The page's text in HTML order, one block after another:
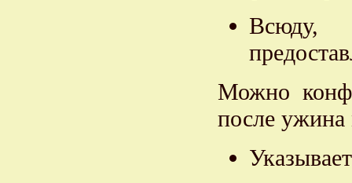
Всюду,
Можно
после ужина